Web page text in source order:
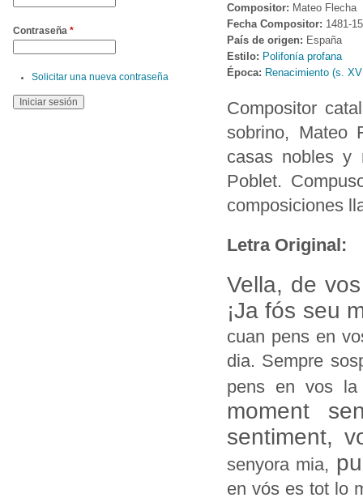
Compositor: Mateo Flecha
Fecha Compositor: 1481-
País de origen: España
Estilo: Polifonía profana
Época: Renacimiento (s.
Compositor
sobrino, Mateo
casas nobles y
Poblet.
composiciones
Letra Original:
Vella, de
¡Ja fós seu
cuan pens en
dia. Sempre
pens en vos
moment
sentiment,
senyora mia,
en vós es tot lo
Contraseña *
Solicitar una nueva contraseña